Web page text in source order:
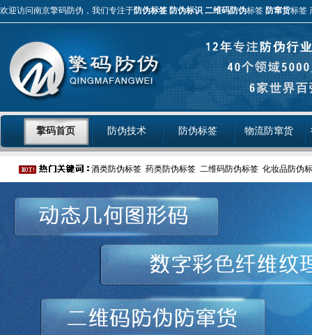
欢迎访问南京擎码防伪，我们专注于防伪标签 防伪标识 二维码防伪标签 防窜货标签
擎码首页 防伪技术 防伪标签 物流防窜货
酒类防伪标签 药类防伪标签 二维码防伪标签 化妆品防伪